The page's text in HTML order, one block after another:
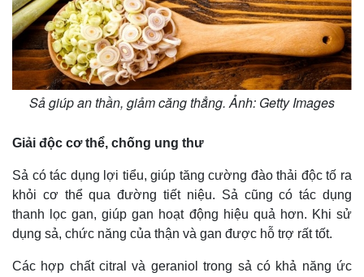
Sả giúp an thần, giảm căng thẳng. Ảnh: Getty Images
Giải độc cơ thể, chống ung thư
Sả có tác dụng lợi tiểu, giúp tăng cường đào thải độc tố ra
khỏi cơ thể qua đường tiết niệu. Sả cũng có tác dụng
thanh lọc gan, giúp gan hoạt động hiệu quả hơn. Khi sử
dụng sả, chức năng của thận và gan được hỗ trợ rất tốt.
Các hợp chất citral và geraniol trong sả có khả năng ức